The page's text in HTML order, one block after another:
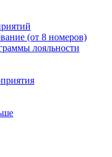
(от 8 номеров)
лояльности